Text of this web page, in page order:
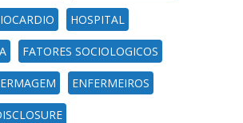
HOSPITAL
FATORES SOCIOLOGICOS
ENFERMEIROS